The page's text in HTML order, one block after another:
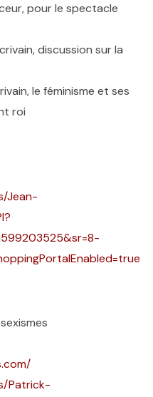
pour le spectacle
discussion sur la
le féminisme et ses
roi
Jean-
Patrick-